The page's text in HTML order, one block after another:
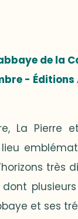
de la
-
La Pierre
très
et ses